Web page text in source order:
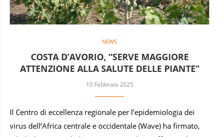
NEWS
COSTA D’AVORIO, “SERVE MAGGIORE
ATTENZIONE ALLA SALUTE DELLE PIANTE”
10 Febbraio 2025
Il Centro di eccellenza regionale per l’epidemiologia dei
virus dell’Africa centrale e occidentale (Wave) ha firmato,